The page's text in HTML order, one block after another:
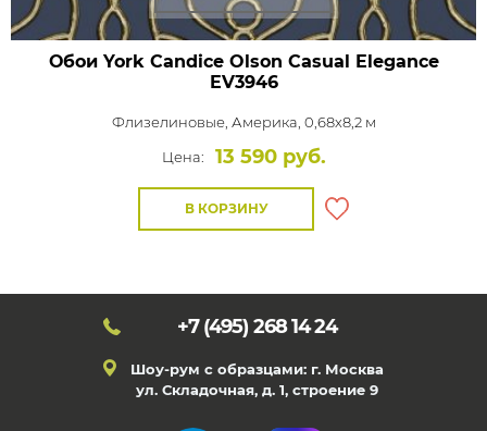
Обои York Candice Olson Casual Elegance
EV3946
Флизелиновые, Америка, 0,68x8,2 м
Цена:
13 590 руб.
В КОРЗИНУ
+7 (495) 268 14 24
Шоу-рум с образцами: г. Москва
ул. Складочная, д. 1, строение 9